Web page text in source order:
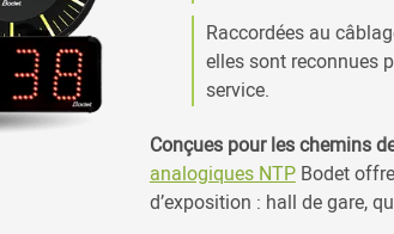
Raccordées au
elles sont reconnues
service.
Conçues pour les chemins
analogiques NTPBodet
d’exposition : hall de gare,